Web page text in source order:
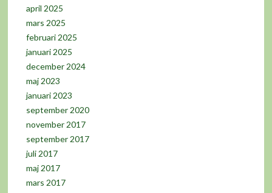
april 2025
mars 2025
februari 2025
januari 2025
december 2024
maj 2023
januari 2023
september 2020
november 2017
september 2017
juli 2017
maj 2017
mars 2017